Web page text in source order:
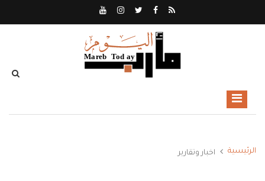
الرئيسية اخبار وتقارير